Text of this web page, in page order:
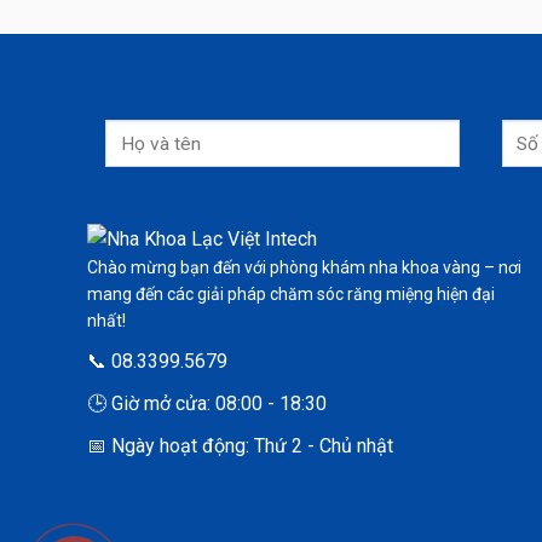
Chào mừng bạn đến với phòng khám nha khoa vàng – nơi
mang đến các giải pháp chăm sóc răng miệng hiện đại
nhất!
📞 08.3399.5679
🕒 Giờ mở cửa: 08:00 - 18:30
📅 Ngày hoạt động: Thứ 2 - Chủ nhật